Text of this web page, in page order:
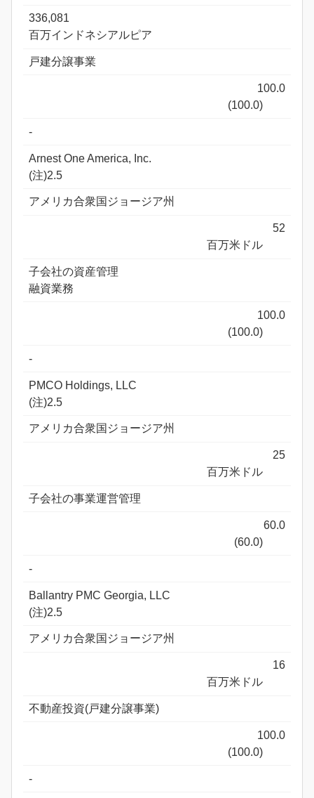
336,081
百万インドネシアルピア
戸建分譲事業
100.0
(100.0)
-
Arnest One America, Inc.
(注)2.5
アメリカ合衆国ジョージア州
52
百万米ドル
子会社の資産管理
融資業務
100.0
(100.0)
-
PMCO Holdings, LLC
(注)2.5
アメリカ合衆国ジョージア州
25
百万米ドル
子会社の事業運営管理
60.0
(60.0)
-
Ballantry PMC Georgia, LLC
(注)2.5
アメリカ合衆国ジョージア州
16
百万米ドル
不動産投資(戸建分譲事業)
100.0
(100.0)
-